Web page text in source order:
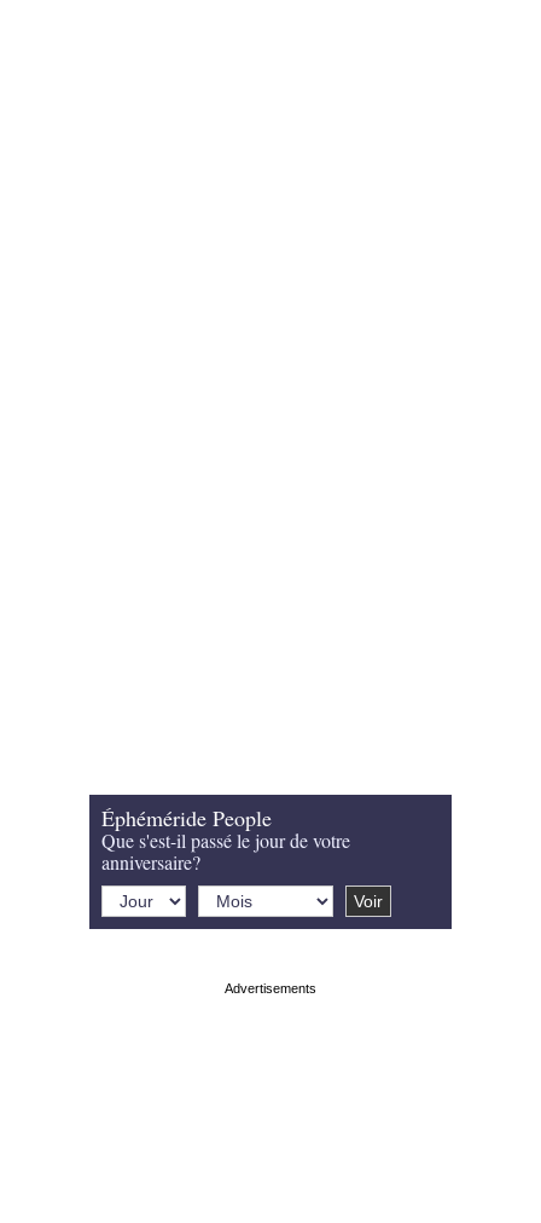
Éphéméride People
Que s'est-il passé le jour de votre
anniversaire?